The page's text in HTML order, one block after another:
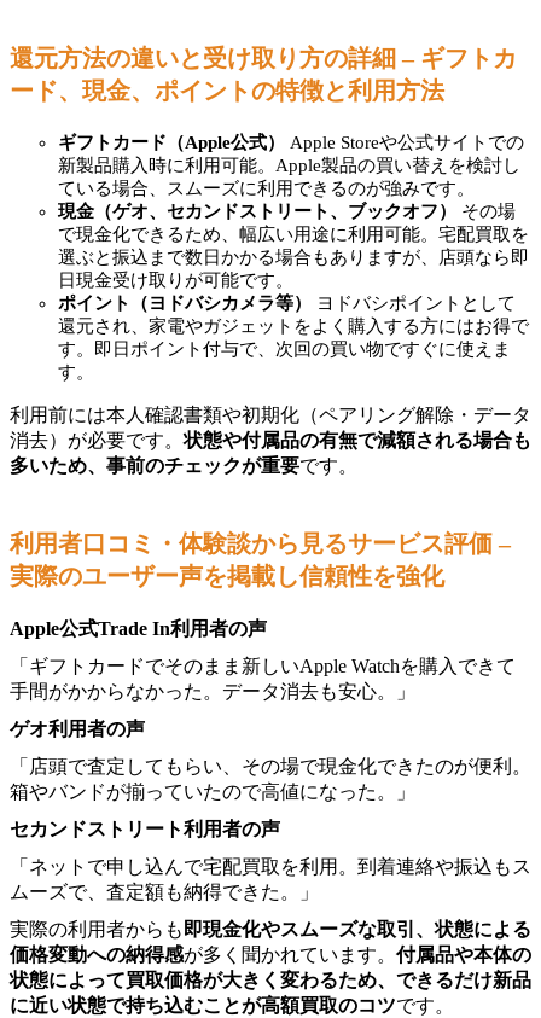
還元方法の違いと受け取り方の詳細 – ギフトカ
ード、現金、ポイントの特徴と利用方法
ギフトカード（Apple公式）
Apple Storeや公式サイトでの
新製品購入時に利用可能。Apple製品の買い替えを検討し
ている場合、スムーズに利用できるのが強みです。
現金（ゲオ、セカンドストリート、ブックオフ）
その場
で現金化できるため、幅広い用途に利用可能。宅配買取を
選ぶと振込まで数日かかる場合もありますが、店頭なら即
日現金受け取りが可能です。
ポイント（ヨドバシカメラ等）
ヨドバシポイントとして
還元され、家電やガジェットをよく購入する方にはお得で
す。即日ポイント付与で、次回の買い物ですぐに使えま
す。
利用前には本人確認書類や初期化（ペアリング解除・データ
消去）が必要です。状態や付属品の有無で減額される場合も
多いため、事前のチェックが重要です。
利用者口コミ・体験談から見るサービス評価 –
実際のユーザー声を掲載し信頼性を強化
Apple公式Trade In利用者の声
「ギフトカードでそのまま新しいApple Watchを購入できて
手間がかからなかった。データ消去も安心。」
ゲオ利用者の声
「店頭で査定してもらい、その場で現金化できたのが便利。
箱やバンドが揃っていたので高値になった。」
セカンドストリート利用者の声
「ネットで申し込んで宅配買取を利用。到着連絡や振込もス
ムーズで、査定額も納得できた。」
実際の利用者からも 即現金化やスムーズな取引、状態による
価格変動への納得感が多く聞かれています。 付属品や本体の
状態によって買取価格が大きく変わるため、できるだけ新品
に近い状態で持ち込むことが高額買取のコツです。